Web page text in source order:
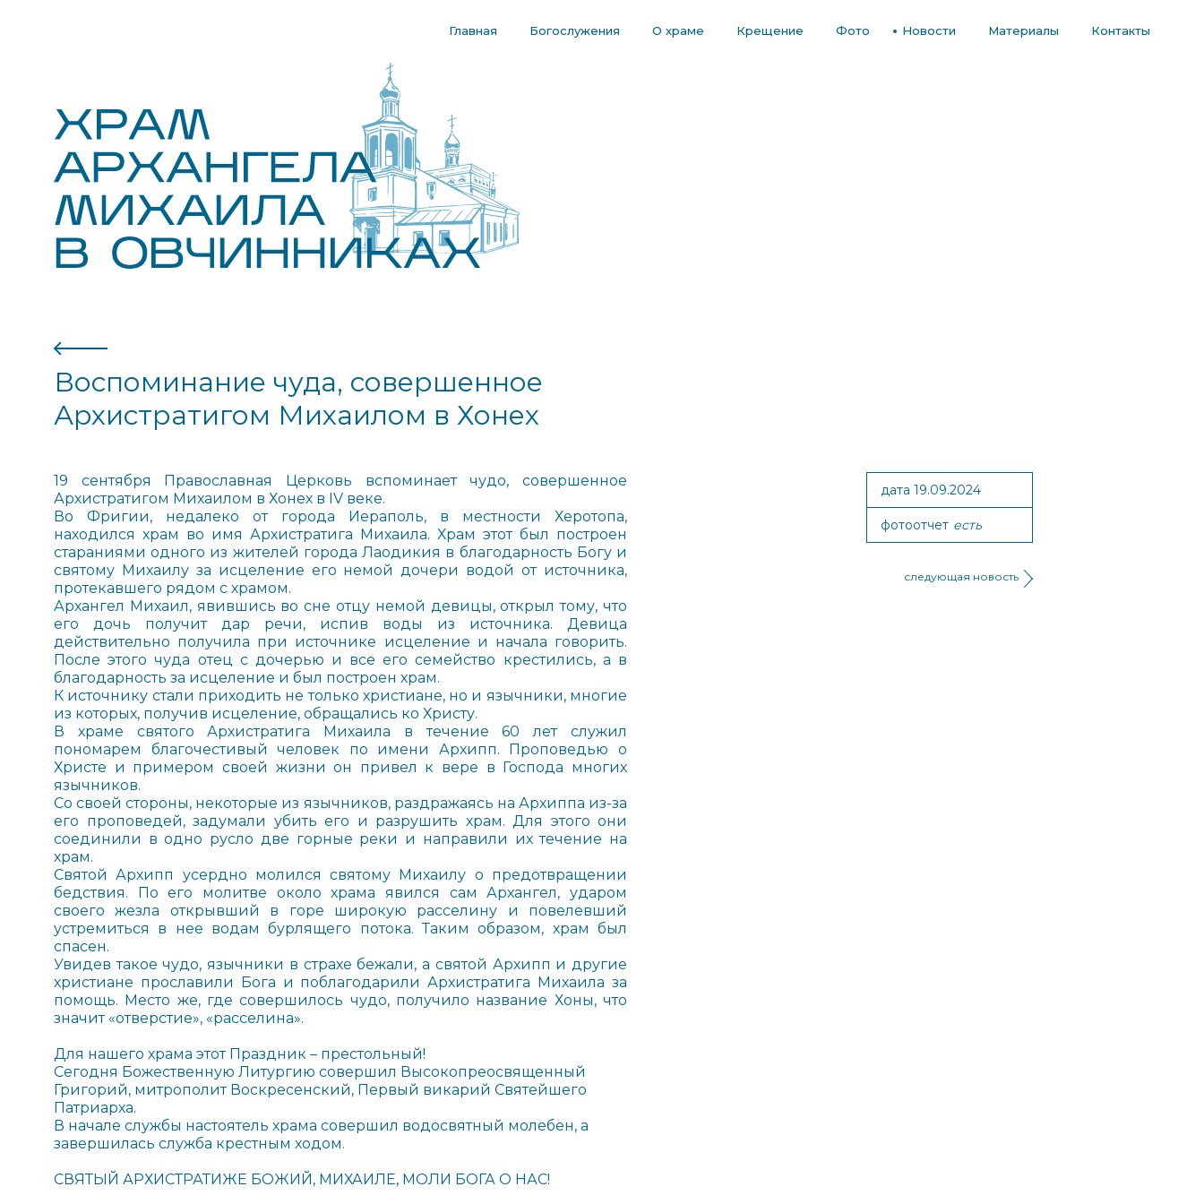
Главная Богослужения О храме Крещение Фото Новости Материалы Контакты
Воспоминание чуда, совершенное
Архистратигом Михаилом в Хонех
19 сентября Православная Церковь вспоминает чудо, совершенное
Архистратигом Михаилом в Хонех в IV веке.
Во Фригии, недалеко от города Иераполь, в местности Херотопа,
находился храм во имя Архистратига Михаила. Храм этот был построен
стараниями одного из жителей города Лаодикия в благодарность Богу и
святому Михаилу за исцеление его немой дочери водой от источника,
протекавшего рядом с храмом.
Архангел Михаил, явившись во сне отцу немой девицы, открыл тому, что
его дочь получит дар речи, испив воды из источника. Девица
действительно получила при источнике исцеление и начала говорить.
После этого чуда отец с дочерью и все его семейство крестились, а в
благодарность за исцеление и был построен храм.
К источнику стали приходить не только христиане, но и язычники, многие
из которых, получив исцеление, обращались ко Христу.
В храме святого Архистратига Михаила в течение 60 лет служил
пономарем благочестивый человек по имени Архипп. Проповедью о
Христе и примером своей жизни он привел к вере в Господа многих
язычников.
Со своей стороны, некоторые из язычников, раздражаясь на Архиппа из-за
его проповедей, задумали убить его и разрушить храм. Для этого они
соединили в одно русло две горные реки и направили их течение на
храм.
Святой Архипп усердно молился святому Михаилу о предотвращении
бедствия. По его молитве около храма явился сам Архангел, ударом
своего жезла открывший в горе широкую расселину и повелевший
устремиться в нее водам бурлящего потока. Таким образом, храм был
спасен.
Увидев такое чудо, язычники в страхе бежали, а святой Архипп и другие
христиане прославили Бога и поблагодарили Архистратига Михаила за
помощь. Место же, где совершилось чудо, получило название Хоны, что
значит «отверстие», «расселина».
Для нашего храма этот Праздник – престольный!
Сегодня Божественную Литургию совершил Высокопреосвященный
Григорий, митрополит Воскресенский, Первый викарий Святейшего
Патриарха.
В начале службы настоятель храма совершил водосвятный молебен, а
завершилась служба крестным ходом.
СВЯТЫЙ АРХИСТРАТИЖЕ БОЖИЙ, МИХАИЛЕ, МОЛИ БОГА О НАС!
дата 19.09.2024
фотоотчет есть
следующая новость